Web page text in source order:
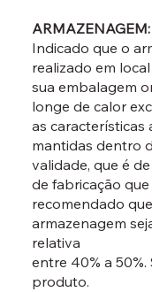
ARMAZENAGEM:
Indicado que o
realizado em
sua embalagem
longe de calor
as características
mantidas dentro
validade, que é
de fabricação
recomendado
armazenagem
relativa
entre 40% a
produto.